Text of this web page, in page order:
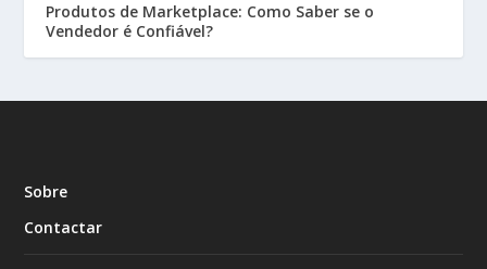
Produtos de Marketplace: Como Saber se o
Vendedor é Confiável?
Sobre
Contactar